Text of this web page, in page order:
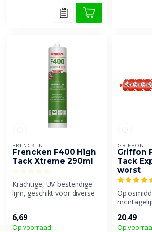
FRENCKEN
Frencken F400 High
Tack Xtreme 290ml
Krachtige, UV-bestendige
lijm, geschikt voor diverse
6,69
Op voorraad
GRIFFON
Griffon
Tack
worst
snelle
20,49
Op